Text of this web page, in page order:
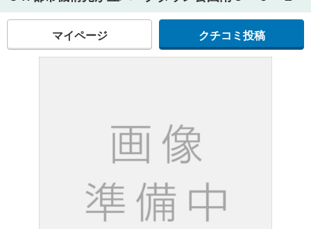
マイページ クチコミ投稿